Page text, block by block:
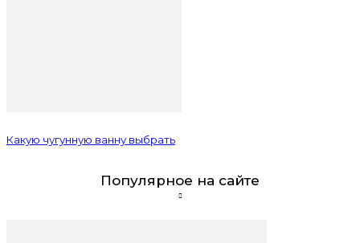
Какую чугунную ванну выбрать
Популярное на сайте